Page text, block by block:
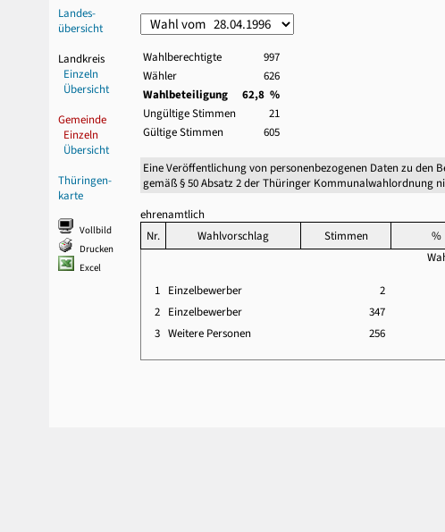
Landes-
übersicht
Landkreis
Einzeln
Übersicht
Gemeinde
Einzeln
Übersicht
Thüringen-
karte
Vollbild
Drucken
Excel
Wahlberechtigte
997
Wähler
626
Wahlbeteiligung
62,8 %
Ungültige Stimmen
21
Gültige Stimmen
605
Eine Veröffentlichung von personenbezogenen Daten zu den
gemäß § 50 Absatz 2 der Thüringer Kommunalwahlordnung
ehrenamtlich
Nr.
Wahlvorschlag Stimmen %
1 Einzelbewerber 2
2 Einzelbewerber 347
3 Weitere Personen 256